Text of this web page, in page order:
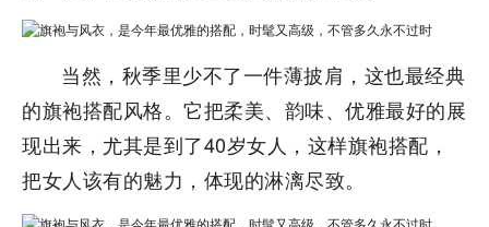
当然，秋季里少不了一件薄披肩，这也最经典
的旗袍搭配风格。它把柔美、韵味、优雅最好的展
现出来，尤其是到了40岁女人，这样旗袍搭配，
把女人该有的魅力，体现的淋漓尽致。